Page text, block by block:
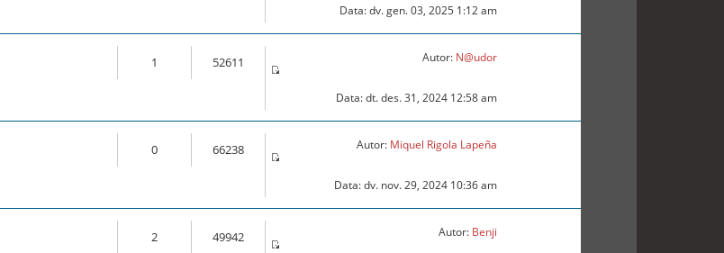
Data: dv. gen. 03, 2025 1:12 am
1 52611 Autor: N@udor
Data: dt. des. 31, 2024 12:58 am
0 66238 Autor: Miquel Rigola Lapeña
Data: dv. nov. 29, 2024 10:36 am
2 49942 Autor: Benji